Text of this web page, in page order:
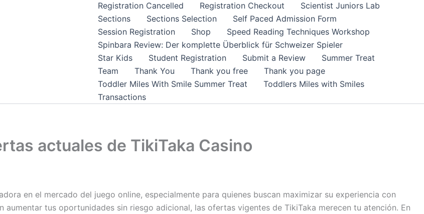
Registration Cancelled
Registration Checkout
Scientist Juniors Lab
Sections
Sections Selection
Self Paced Admission Form
Session Registration
Shop
Speed Reading Techniques Workshop
Spinbara Review: Der komplette Überblick für Schweizer Spieler
Star Kids
Student Registration Submit a Review
Summer Treat
Team
Thank You Thank you free
Thank you page
Toddler Miles With Smile Summer Treat
Toddlers Miles with Smiles
Transactions
actuales de TikiTaka Casino
en el mercado del juego online, especialmente para quienes buscan maximizar su experiencia con
tus oportunidades sin riesgo adicional, las ofertas vigentes de TikiTaka merecen tu atención. En